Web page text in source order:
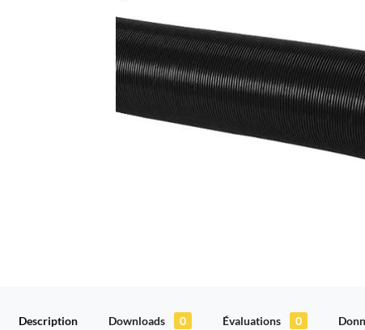
Description Downloads 0 Évaluations 0